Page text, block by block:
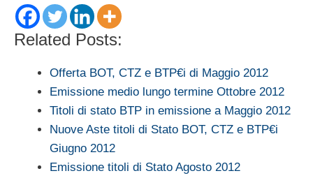
Related Posts:
Offerta BOT, CTZ e BTP€i di Maggio 2012
Emissione medio lungo termine Ottobre 2012
Titoli di stato BTP in emissione a Maggio 2012
Nuove Aste titoli di Stato BOT, CTZ e BTP€i
Giugno 2012
Emissione titoli di Stato Agosto 2012